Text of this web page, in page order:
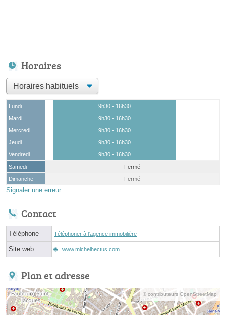
Horaires
Lundi
9h30 - 16h30
Mardi
9h30 - 16h30
Mercredi
9h30 - 16h30
Jeudi
9h30 - 16h30
Vendredi
9h30 - 16h30
Samedi
Fermé
Dimanche
Fermé
Signaler une erreur
Contact
Téléphone Téléphoner à l'agence immobilière
Site web www.michelhectus.com
Plan et adresse
© contributeurs OpenStreetMap